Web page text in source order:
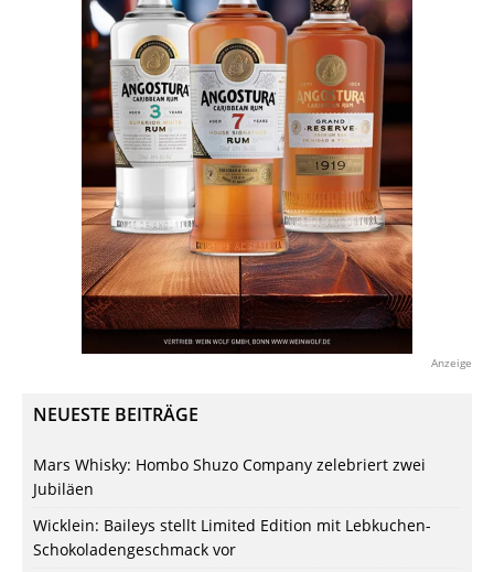
Anzeige
NEUESTE BEITRÄGE
Mars Whisky: Hombo Shuzo Company zelebriert zwei
Jubiläen
Wicklein: Baileys stellt Limited Edition mit Lebkuchen-
Schokoladengeschmack vor